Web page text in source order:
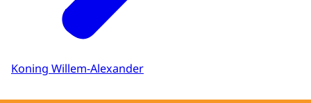
Koning Willem-Alexander